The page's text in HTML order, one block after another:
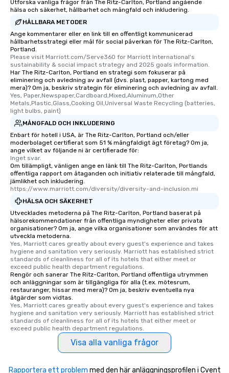
Utforska vanliga frågor från The Ritz-Carlton, Portland angående
hälsa och säkerhet, hållbarhet och mångfald och inkludering.
HÅLLBARA METODER
Ange kommentarer eller en link till en offentligt kommunicerad
hållbarhetsstrategi eller mål för social påverkan för The Ritz-Carlton,
Portland.
Please visit Marriott.com/Serve360 for Marriott International's
sustainability & social impact strategy and 2025 goals information.
Har The Ritz-Carlton, Portland en strategi som fokuserar på
eliminering och avledning av avfall (dvs. plast, papper, kartong med
mera)? Om ja, beskriv strategin för eliminering och avledning av avfall.
Yes, Paper,Newspaper,Cardboard,Mixed,Aluminum,Other
Metals,Plastic,Glass,Cooking Oil,Universal Waste Recycling (batteries,
light bulbs, paint)
MÅNGFALD OCH INKLUDERING
Enbart för hotell i USA, är The Ritz-Carlton, Portland och/eller
moderbolaget certifierat som 51 % mångfaldigt ägt företag? Om ja,
ange vilket av följande ni är certifierade för:
Inget svar.
Om tillämpligt, vänligen ange en länk till The Ritz-Carlton, Portlands
offentliga rapport om åtaganden och initiativ relaterade till mångfald,
jämlikhet och inkludering.
https://www.marriott.com/diversity/diversity-and-inclusion.mi
HÄLSA OCH SÄKERHET
Utvecklades metoderna på The Ritz-Carlton, Portland baserat på
hälsorekommendationer från offentliga myndigheter eller privata
organisationer? Om ja, ange vilka organisationer som användes för att
utveckla metoderna.
Yes, Marriott cares greatly about every guest's experience and takes
hygiene and sanitation very seriously. Marriott has established strict
standards of cleanliness for all of its hotels that either meet or
exceed public health department regulations.
Rengör och sanerar The Ritz-Carlton, Portland offentliga utrymmen
och anläggningar som är tillgängliga för alla (t.ex. mötesrum,
restauranger, hissar med mera)? Om ja, beskriv eventuella nya
åtgärder som vidtas.
Yes, Marriott cares greatly about every guest's experience and takes
hygiene and sanitation very seriously. Marriott has established strict
standards of cleanliness for all of its hotels that either meet or
exceed public health department regulations.
Visa alla vanliga frågor
Rapportera ett problem med den här anläggningsprofilen i Cvent